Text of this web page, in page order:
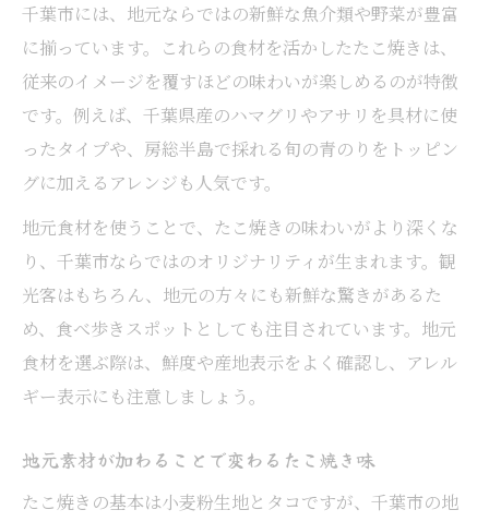
千葉市には、地元ならではの新鮮な魚介類や野菜が豊富
に揃っています。これらの食材を活かしたたこ焼きは、
従来のイメージを覆すほどの味わいが楽しめるのが特徴
です。例えば、千葉県産のハマグリやアサリを具材に使
ったタイプや、房総半島で採れる旬の青のりをトッピン
グに加えるアレンジも人気です。
地元食材を使うことで、たこ焼きの味わいがより深くな
り、千葉市ならではのオリジナリティが生まれます。観
光客はもちろん、地元の方々にも新鮮な驚きがあるた
め、食べ歩きスポットとしても注目されています。地元
食材を選ぶ際は、鮮度や産地表示をよく確認し、アレル
ギー表示にも注意しましょう。
地元素材が加わることで変わるたこ焼き味
たこ焼きの基本は小麦粉生地とタコですが、千葉市の地